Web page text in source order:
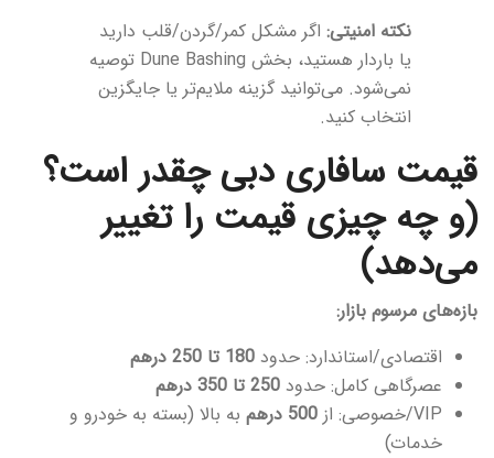
نکته امنیتی: اگر مشکل کمر/گردن/قلب دارید
یا باردار هستید، بخش Dune Bashing توصیه
نمی‌شود. می‌توانید گزینه ملایم‌تر یا جایگزین
انتخاب کنید.
قیمت سافاری دبی چقدر است؟
(و چه چیزی قیمت را تغییر
می‌دهد)
بازه‌های مرسوم بازار:
اقتصادی/استاندارد: حدود 180 تا 250 درهم
عصرگاهی کامل: حدود 250 تا 350 درهم
VIP/خصوصی: از
500 درهم
به بالا (بسته به خودرو و
خدمات)